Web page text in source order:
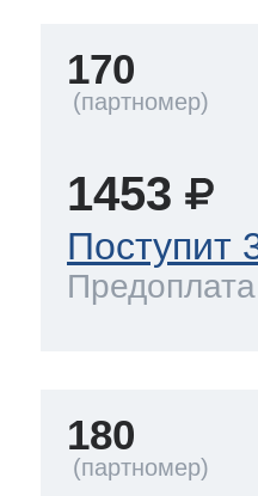
170
1453
Поступит
180